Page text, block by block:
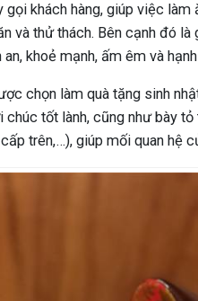
khách hàng, giúp việc làm
và thử thách. Bên cạnh đó
an, khoẻ mạnh, ấm êm và
chọn làm quà tặng sinh
tốt lành, cũng như bày
trên,…), giúp mối quan hệ